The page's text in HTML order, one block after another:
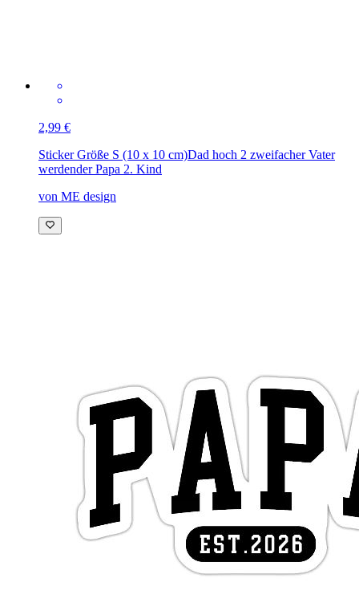
2,99 €
Sticker Größe S (10 x 10 cm)Dad hoch 2 zweifacher Vater
werdender Papa 2. Kind
von ME design